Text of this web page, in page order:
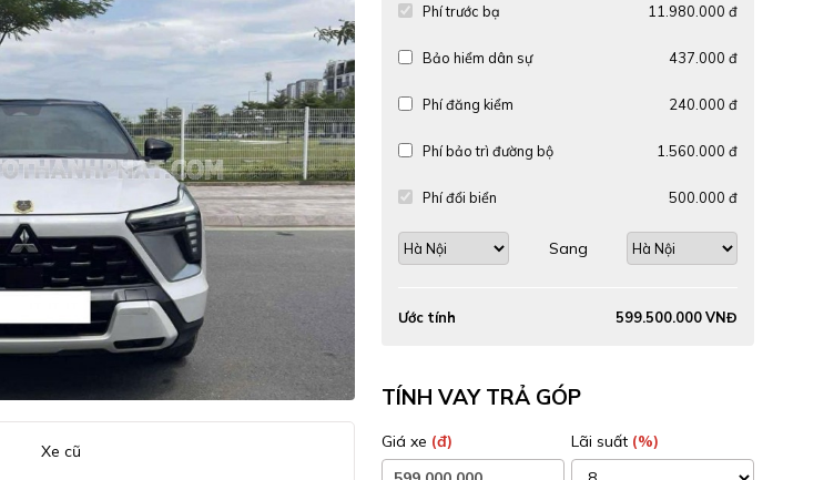
Xe cũ
Phí trước bạ 11.980.000 đ
Bảo hiểm dân sự 437.000 đ
Phí đăng kiểm 240.000 đ
Phí bảo trì đường bộ 1.560.000 đ
Phí đổi biển 500.000 đ
Sang
Ước tính 599.500.000 VNĐ
TÍNH VAY TRẢ GÓP
Giá xe (đ) Lãi suất (%)